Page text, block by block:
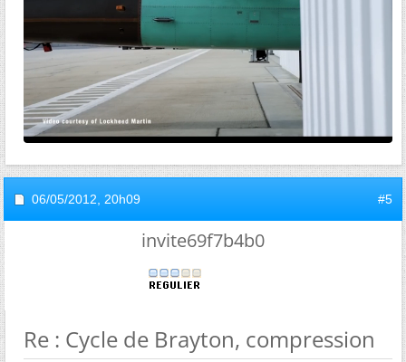
06/05/2012, 20h09 #5
invite69f7b4b0
Re : Cycle de Brayton, compression